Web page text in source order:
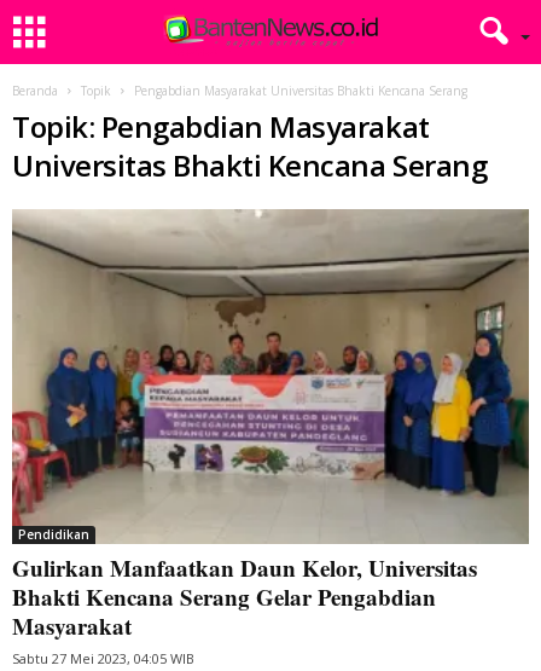
Beranda Topik Pengabdian Masyarakat Universitas Bhakti Kencana Serang
Topik: Pengabdian Masyarakat
Universitas Bhakti Kencana Serang
Pendidikan
Gulirkan Manfaatkan Daun Kelor, Universitas
Bhakti Kencana Serang Gelar Pengabdian
Masyarakat
Sabtu 27 Mei 2023, 04:05 WIB